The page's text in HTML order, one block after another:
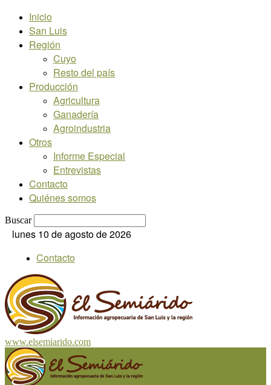
Inicio
San Luis
Región
Cuyo
Resto del país
Producción
Agricultura
Ganadería
Agroindustria
Otros
Informe Especial
Entrevistas
Contacto
Quiénes somos
Buscar
lunes 10 de agosto de 2026
Contacto
www.elsemiarido.com